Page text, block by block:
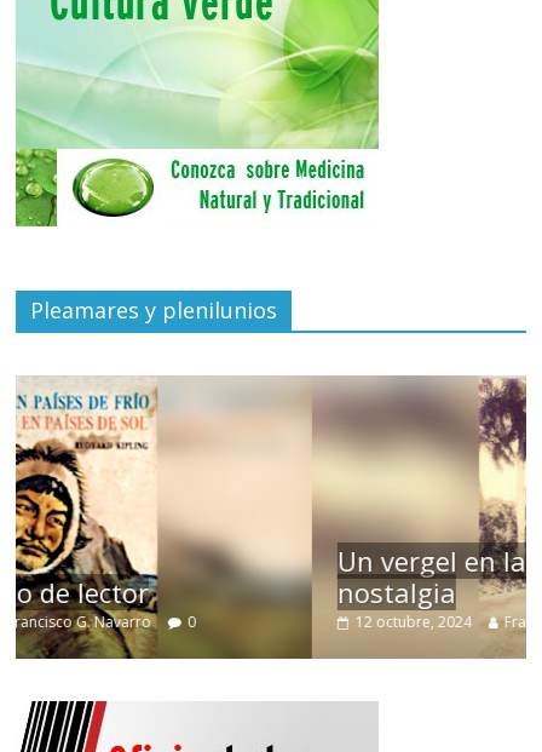
Pleamares y plenilunios
Un vergel en las nieblas de la
nostalgia
12 octubre, 2024 Francisco G. Navarro 0